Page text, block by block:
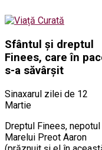
Sfântul și dreptul
Finees, care în
s-a săvârșit
Sinaxarul zilei de 12
Martie
Dreptul Finees, nepotul
Marelui Preot Aaron